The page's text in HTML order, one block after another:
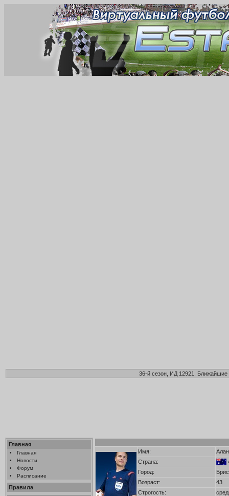
36-й сезон, ИД 12921.
Главная
•
Главная
•
Новости
•
Форум
•
Расписание
Правила
Имя:
Страна:
Город:
Возраст:
43
Строгость: